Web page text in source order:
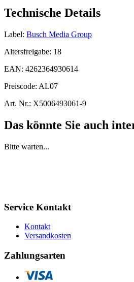
Technische Details
Label: Busch Media Group
Altersfreigabe: 18
EAN: 4262364930614
Preiscode: AL07
Art. Nr.: X5006493061-9
Das könnte Sie auch
Bitte warten...
Service Kontakt
Kontakt
Versandkosten
Zahlungsarten